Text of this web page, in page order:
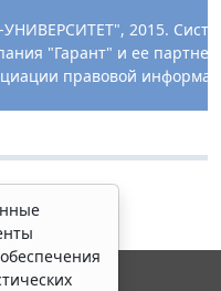
2015.
"Гарант" и ее
правовой